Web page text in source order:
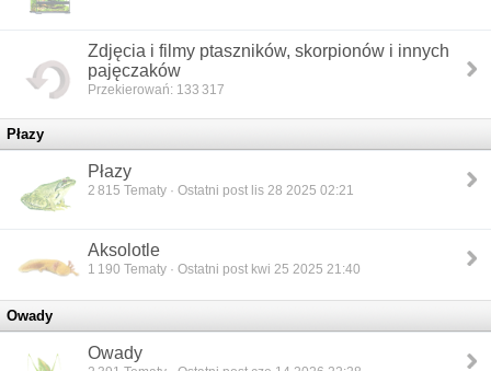
Zdjęcia i filmy ptaszników, skorpionów i innych
pajęczaków
Przekierowań: 133 317
Płazy
Płazy
2 815 Tematy · Ostatni post lis 28 2025 02:21
Aksolotle
1 190 Tematy · Ostatni post kwi 25 2025 21:40
Owady
Owady